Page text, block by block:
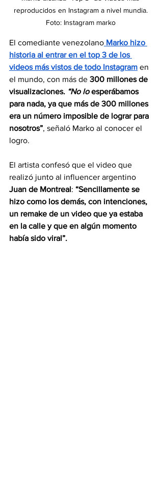
reproducidos en Instagram a nivel mundia.
Foto: Instagram marko
El comediante venezolano Marko hizo
historia al entrar en el top 3 de los
videos más vistos de todo Instagram en
el mundo, con más de 300 millones de
visualizaciones. “No lo esperábamos
para nada, ya que más de 300 millones
era un número imposible de lograr para
nosotros”, señaló Marko al conocer el
logro.
El artista confesó que el video que
realizó junto al influencer argentino
Juan de Montreal: “Sencillamente se
hizo como los demás, con intenciones,
un remake de un video que ya estaba
en la calle y que en algún momento
había sido viral”.